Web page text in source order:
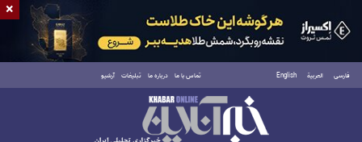
فارسی العربية English تماس با ما درباره ما تبلیغات آرشیو
شنبه ۱۷ مرداد ۱۴۰۵
×